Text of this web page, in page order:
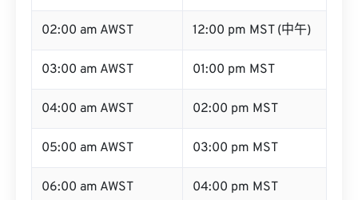
02:00 am AWST 12:00 pm MST (中午)
03:00 am AWST 01:00 pm MST
04:00 am AWST 02:00 pm MST
05:00 am AWST 03:00 pm MST
06:00 am AWST 04:00 pm MST